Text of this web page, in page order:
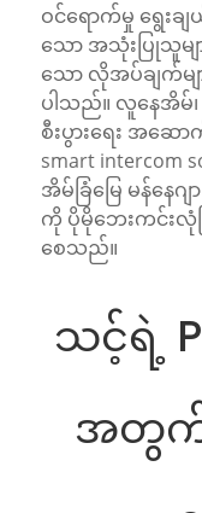
ဝင်ရောက်မှု ရွေးခ
သော အသုံးပြုသူမျ
သော လိုအပ်ချက်မ
ပါသည်။ လူနေအိမ်၊
စီးပွားရေး အဆေ
smart intercom
အိမ်ခြံမြေ မန်န
ကို ပိုမိုဘေးကင်းလုံ
စေသည်။
သင့်ရဲ့
အတွက်